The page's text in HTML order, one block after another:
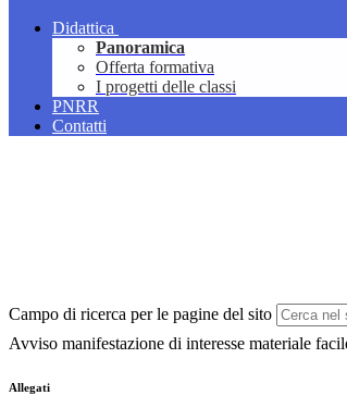
Didattica
Panoramica
Offerta formativa
I progetti delle classi
PNRR
Contatti
Campo di ricerca per le pagine del sito
Avviso manifestazione di interesse materiale
Allegati